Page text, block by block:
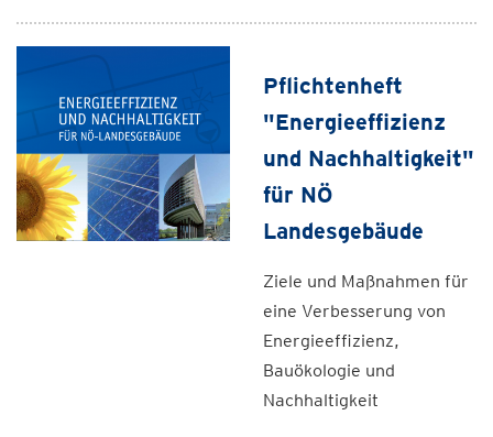
Pflichtenheft
"Energieeffizienz
und Nachhaltigkeit"
für NÖ
Landesgebäude
Ziele und Maßnahmen für
eine Verbesserung von
Energieeffizienz,
Bauökologie und
Nachhaltigkeit